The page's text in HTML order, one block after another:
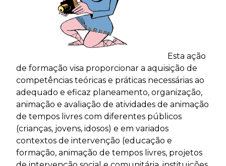
Esta ação
de formação visa proporcionar a aquisição de
competências teóricas e práticas necessárias ao
adequado e eficaz planeamento, organização,
animação e avaliação de atividades de animação
de tempos livres com diferentes públicos
(crianças, jovens, idosos) e em variados
contextos de intervenção (educação e
formação, animação de tempos livres, projetos